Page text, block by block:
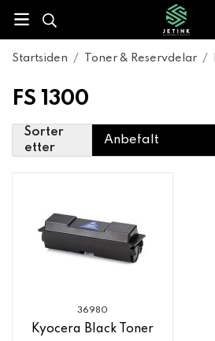
Startsiden / Toner & Reservdelar /
FS 1300
Sorter
etter
36980
Kyocera Black Toner